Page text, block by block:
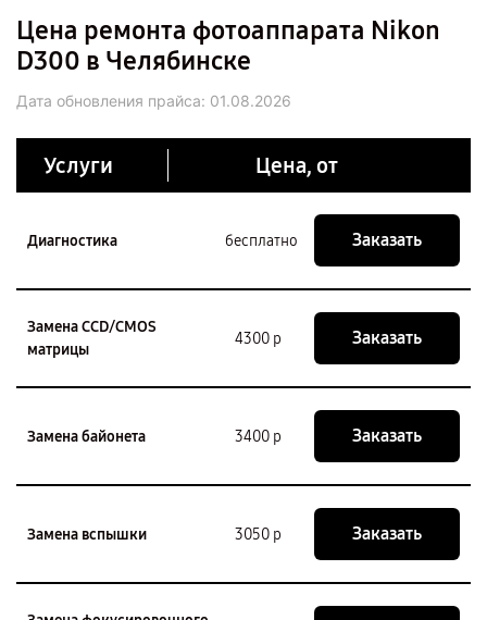
Цена ремонта фотоаппарата Nikon
D300 в Челябинске
Дата обновления прайса: 01.08.2026
Услуги Цена, от
Диагностика бесплатно Заказать
Замена CCD/CMOS
матрицы
4300 р Заказать
Замена байонета 3400 р Заказать
Замена вспышки 3050 р Заказать